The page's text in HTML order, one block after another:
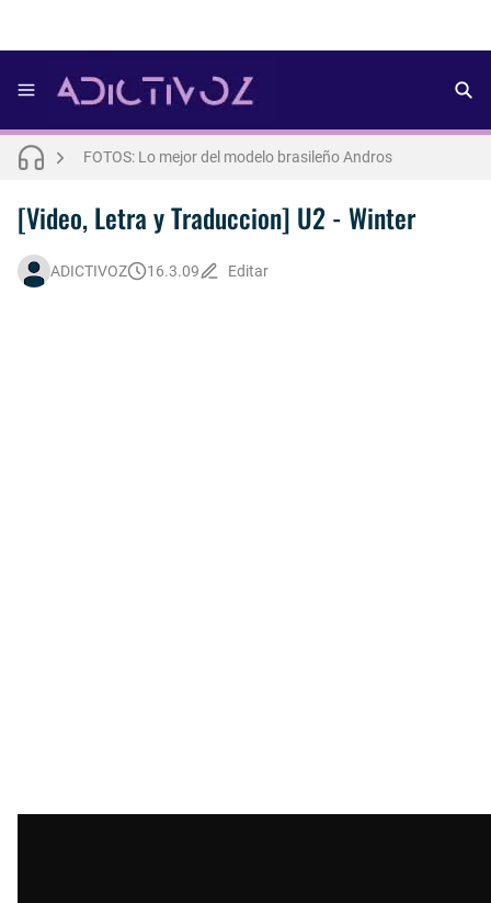
FOTOS: Lo mejor del modelo brasileño Andros
[Video, Letra y Traduccion] U2 - Winter
ADICTIVOZ 16.3.09 Editar